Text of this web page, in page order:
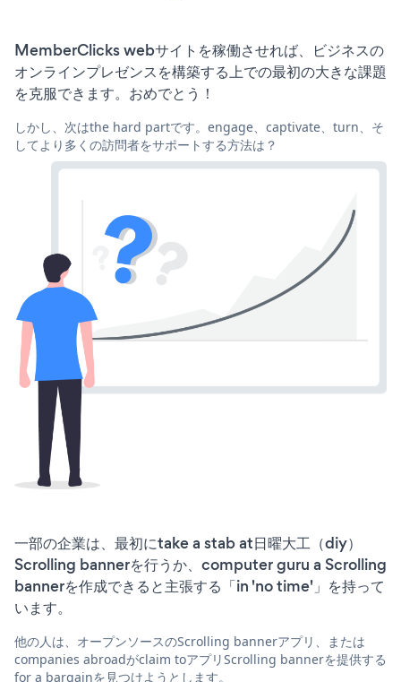
MemberClicks webサイトを稼働させれば、ビジネスの
オンラインプレゼンスを構築する上での最初の大きな課題
を克服できます。おめでとう！
しかし、次はthe hard partです。engage、captivate、turn、そ
してより多くの訪問者をサポートする方法は？
一部の企業は、最初にtake a stab at日曜大工（diy）
Scrolling bannerを行うか、computer guru a Scrolling
bannerを作成できると主張する「in 'no time'」を持って
います。
他の人は、オープンソースのScrolling bannerアプリ、または
companies abroadがclaim toアプリScrolling bannerを提供する
for a bargainを見つけようとします。